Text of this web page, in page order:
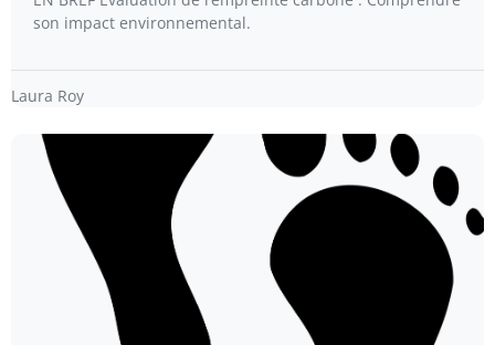
son impact environnemental.
Laura Roy